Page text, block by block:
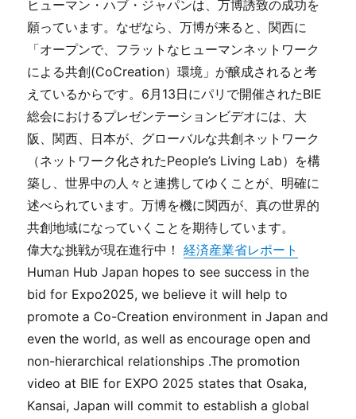
ヒューマン・ハブ・ジャパンは、万博誘致の成功を
願っています。なぜなら、万博が来ると、関西に
「オープンで、フラットなヒューマンネットワーク
による共創(CoCreation）環境」が醸成されると考
えているからです。6月13日にパリで開催されたBIE
総会におけるプレゼンテーションビデオには、大
阪、関西、日本が、グローバルな共創ネットワーク
（ネットワーク化されたPeople’s Living Lab）を構
築し、世界中の人々と連携してゆくことが、明確に
述べられています。万博を機に関西が、真の世界的
共創地域になっていくことを期待しています。
偉大な挑戦が現在進行中！経済産業省レポート
Human Hub Japan hopes to see success in the
bid for Expo2025, we believe it will help to
promote a Co-Creation environment in Japan and
even the world, as well as encourage open and
non-hierarchical relationships .The promotion
video at BIE for EXPO 2025 states that Osaka,
Kansai, Japan will commit to establish a global